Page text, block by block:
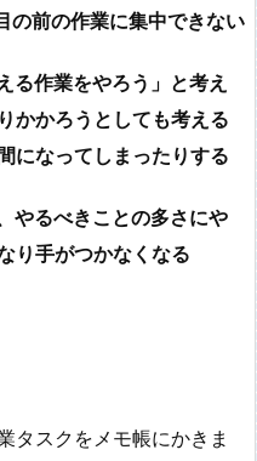
の前の作業に集中できない
る作業をやろう」と考え
かかろうとしても考える
になってしまったりする
やるべきことの多さにや
り手がつかなくなる
タスクをメモ帳にかきま